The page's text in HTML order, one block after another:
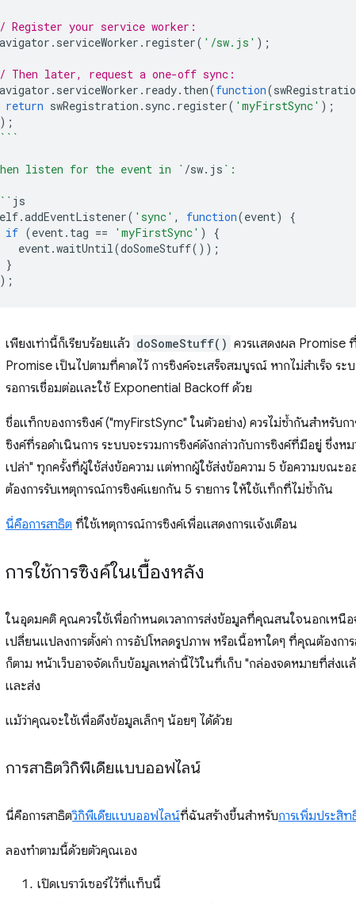
Register your service worker:
. serviceWorker . register( '/sw.js' );
Then later, request a one-off sync:
. serviceWorker . ready. then(function(
return swRegistration . sync. register( 'myFirstSync' );
```
listen for the event in ` /sw. js `:
js
.addEventListener( 'sync' , function(event)
{
if (event. tag == 'myFirstSync' )
{
event.waitUntil(doSomeStuff());
}
เพียงเท่านี้ก็เรียบร้อยแล้ว doSomeStuff() ควรแสดงผล Promise
Promise เป็นไปตามที่คาดไว้ การซิงค์จะเสร็จสมบูรณ์ หากไม่สำเร็จ ร
รอการเชื่อมต่อและใช้ Exponential Backoff ด้วย
ชื่อแท็กของการซิงค์ ("myFirstSync" ในตัวอย่าง) ควรไม่ซ้ำกันสำหรับ
ซิงค์ที่รอดำเนินการ ระบบจะรวมการซิงค์ดังกล่าวกับการซิงค์ที่มีอยู่ ซึ่ง
เปล่า" ทุกครั้งที่ผู้ใช้ส่งข้อความ แต่หากผู้ใช้ส่งข้อความ 5 ข้อความขณะ
ต้องการรับเหตุการณ์การซิงค์แยกกัน 5 รายการ ให้ใช้แท็กที่ไม่ซ้ำกัน
นี่คือการสาธิต ที่ใช้เหตุการณ์การซิงค์เพื่อแสดงการแจ้งเตือน
การใช้การซิงค์ในเบื้องหลัง
ในอุดมคติ คุณควรใช้เพื่อกำหนดเวลาการส่งข้อมูลที่คุณสนใจนอกเหนือ
เปลี่ยนแปลงการตั้งค่า การอัปโหลดรูปภาพ หรือเนื้อหาใดๆ ที่คุณต้องก
ก็ตาม หน้าเว็บอาจจัดเก็บข้อมูลเหล่านี้ไว้ในที่เก็บ "กล่องจดหมายที่ส่
และส่ง
แม้ว่าคุณจะใช้เพื่อดึงข้อมูลเล็กๆ น้อยๆ ได้ด้วย
การสาธิตวิกิพีเดียแบบออฟไลน์
นี่คือการสาธิตวิกิพีเดียแบบออฟไลน์ที่ฉันสร้างขึ้นสำหรับการเพิ่มประสิท
ลองทำตามนี้ด้วยตัวคุณเอง
เปิดเบราว์เซอร์ไว้ที่แท็บนี้